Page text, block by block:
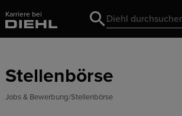
Karriere bei
Search
Search
Stellenbörse
Jobs & Bewerbung Stellenbörse